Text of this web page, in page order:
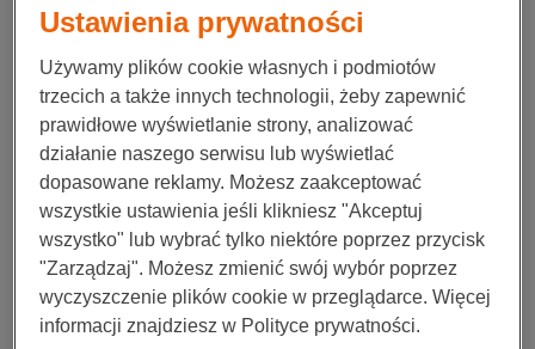
dowolna, a rejestracja bezpłatna. Dodatkową zachętę
ku temu stanowi fakt, że wysokość składki opłacanej
przez ubezpieczonego nie ulega zmianie. Warto więc
przyjrzeć się bliżej przepisom, które jasno definiują,
jaki stopień pokrewieństwa musi łączyć nas z osoba,
którą zamierzamy zgłosić jako członka rodziny do
ubezpieczenia zdrowotnego.
Informacje tego rodzaju znajdziemy w Ustawie o
świadczeniach opieki zdrowotnej ze środków
publicznych. Zgodnie z jej brzmieniem definicją
członka rodziny objęte są następujące osoby:
Ustawienia prywatności
Używamy plików cookie własnych i podmiotów
trzecich a także innych technologii, żeby zapewnić
prawidłowe wyświetlanie strony, analizować
działanie naszego serwisu lub wyświetlać
dopasowane reklamy. Możesz zaakceptować
wszystkie ustawienia jeśli klikniesz "Akceptuj
wszystko" lub wybrać tylko niektóre poprzez przycisk
"Zarządzaj". Możesz zmienić swój wybór poprzez
wyczyszczenie plików cookie w przeglądarce. Więcej
informacji znajdziesz w Polityce prywatności.